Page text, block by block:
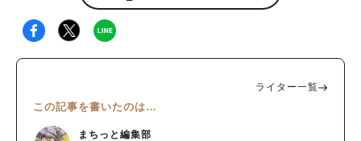
ライター一覧
この記事を書いたのは…
まちっと編集部